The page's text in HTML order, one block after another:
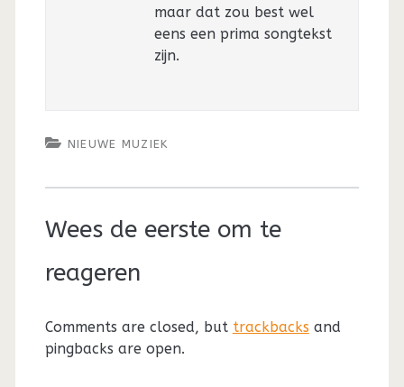
maar dat zou best wel
eens een prima songtekst
zijn.
NIEUWE MUZIEK
Wees de eerste om te
reageren
Comments are closed, but trackbacks and
pingbacks are open.